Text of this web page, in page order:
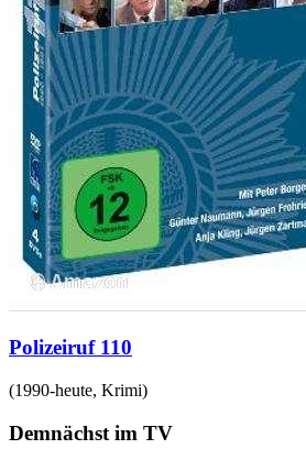
Polizeiruf 110
(1990-heute, Krimi)
Demnächst im TV